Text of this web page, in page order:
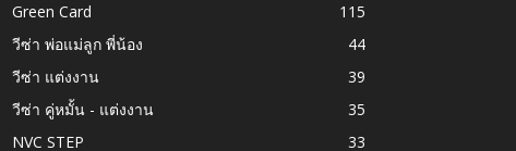
Green Card
115
วีซ่า พ่อแม่ลูก พี่น้อง
44
วีซ่า แต่งงาน
39
วีซ่า คู่หมั้น - แต่งงาน
35
NVC STEP
33